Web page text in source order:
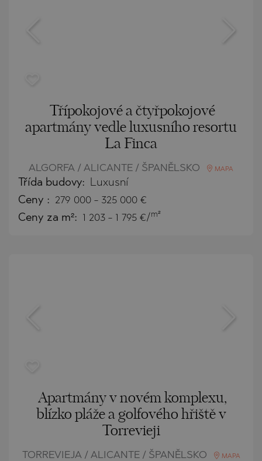
Třípokojové a čtyřpokojové
apartmány vedle luxusního resortu
La Finca
ALGORFA / ALICANTE / ŠPANĚLSKO MAPA
Třída budovy: Luxusní
Ceny : 279 000 - 325 000 €
Ceny za m²: 1 203 - 1 795 €/ m²
Apartmány v novém komplexu,
blízko pláže a golfového hřiště v
Torrevieji
TORREVIEJA / ALICANTE / ŠPANĚLSKO MAPA